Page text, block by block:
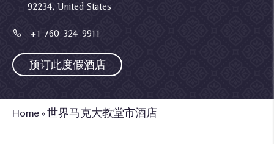
92234, United States
+1 760-324-9911
预订此度假酒店
Home »世界马克大教堂市酒店